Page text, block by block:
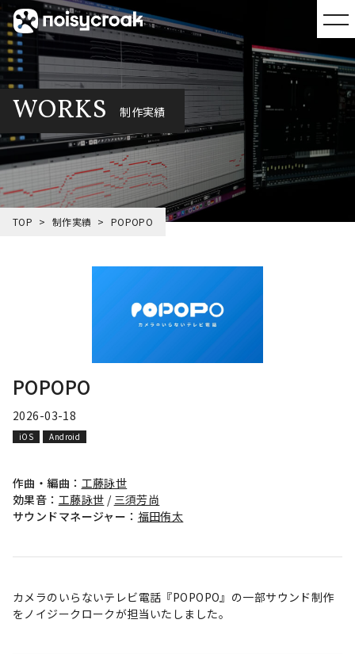
WORKS 制作実績
TOP 制作実績 POPOPO
POPOPO
2026-03-18
iOS Android
作曲・編曲： 工藤詠世
効果音： 工藤詠世 / 三須芳尚
サウンドマネージャー： 福田侑太
カメラのいらないテレビ電話『POPOPO』の一部サウンド制作
をノイジークロークが担当いたしました。